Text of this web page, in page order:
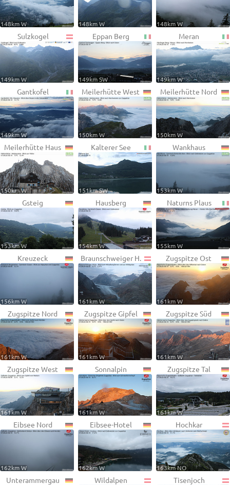
148km W 148km W 148km W
Sulzkogel
149km W
Eppan Berg
149km SW
Meran
149km W
Gantkofel
149km W
Meilerhütte West
150km W
Meilerhütte Nord
150km W
Meilerhütte Haus
150km W
Kalterer See
151km SW
Wankhaus
153km W
Gsteig
153km W
Hausberg
154km W
Naturns Plaus
155km W
Kreuzeck
156km W
Braunschweiger H.
161km W
Zugspitze Ost
161km W
Zugspitze Nord
161km W
Zugspitze Gipfel
161km W
Zugspitze Süd
161km W
Zugspitze West
161km W
Sonnalpin
161km W
Zugspitze Tal
161km W
Eibsee Nord
162km W
Eibsee-Hotel
162km W
Hochkar
163km NO
Unterammergau Wildalpen Tisenjoch